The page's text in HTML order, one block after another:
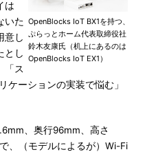
OpenBlocks IoT BX1を持つ、
ぷらっとホーム代表取締役社
鈴木友康氏（机上にあるのは
OpenBlocks IoT EX1）
は
いた
意し
とし
「ス
ケーションの実装で悩む」
、奥行96mm、高さ
、（モデルによるが）Wi-Fi